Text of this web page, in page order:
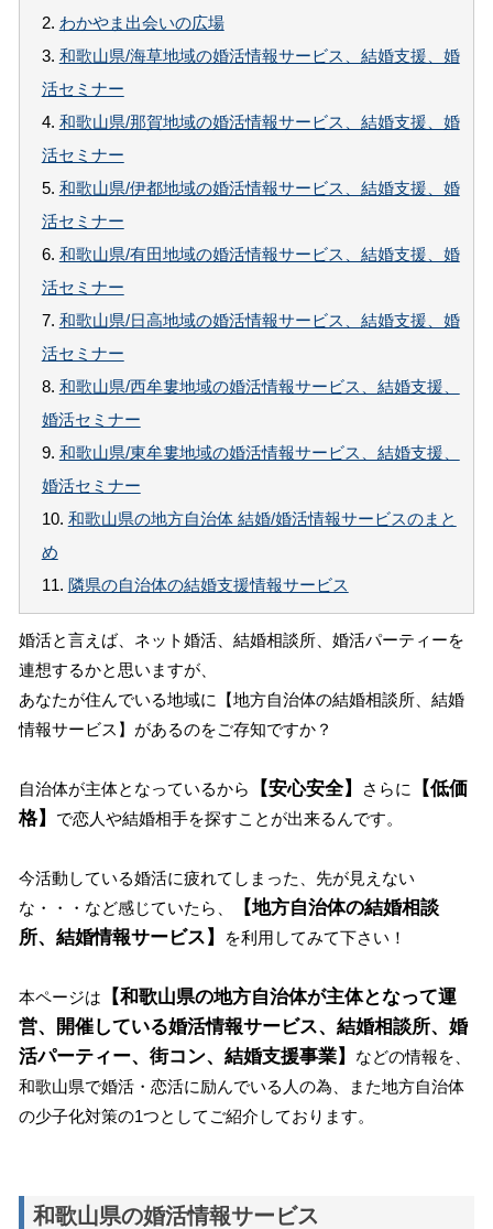
2. わかやま出会いの広場
3. 和歌山県/海草地域の婚活情報サービス、結婚支援、婚
活セミナー
4. 和歌山県/那賀地域の婚活情報サービス、結婚支援、婚
活セミナー
5. 和歌山県/伊都地域の婚活情報サービス、結婚支援、婚
活セミナー
6. 和歌山県/有田地域の婚活情報サービス、結婚支援、婚
活セミナー
7. 和歌山県/日高地域の婚活情報サービス、結婚支援、婚
活セミナー
8. 和歌山県/西牟婁地域の婚活情報サービス、結婚支援、
婚活セミナー
9. 和歌山県/東牟婁地域の婚活情報サービス、結婚支援、
婚活セミナー
10. 和歌山県の地方自治体 結婚/婚活情報サービスのまと
め
11. 隣県の自治体の結婚支援情報サービス
婚活と言えば、ネット婚活、結婚相談所、婚活パーティーを
連想するかと思いますが、
あなたが住んでいる地域に【地方自治体の結婚相談所、結婚
情報サービス】があるのをご存知ですか？
自治体が主体となっているから 【安心安全】 さらに
【低価
格】
で恋人や結婚相手を探すことが出来るんです。
今活動している婚活に疲れてしまった、先が見えない
な・・・など感じていたら、
【地方自治体の結婚相談
所、結婚情報サービス】
を利用してみて下さい！
本ページは 【和歌山県の地方自治体が主体となって運
営、開催している婚活情報サービス、結婚相談所、婚
活パーティー、街コン、結婚支援事業】
などの情報を、
和歌山県で婚活・恋活に励んでいる人の為、また地方自治体
の少子化対策の1つとしてご紹介しております。
和歌山県の婚活情報サービス